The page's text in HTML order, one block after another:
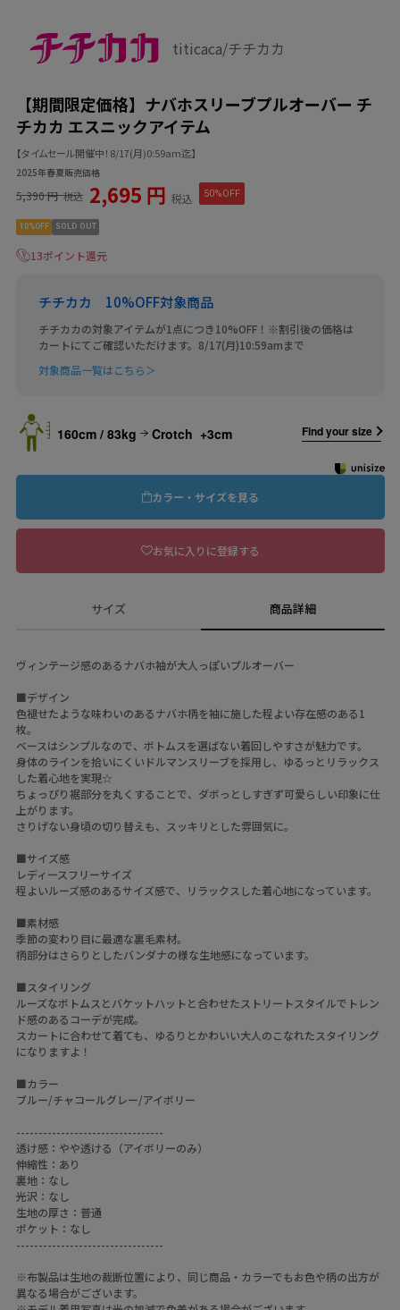
titicaca/チチカカ
【期間限定価格】ナバホスリーブプルオーバー チ
チカカ エスニックアイテム
【タイムセール開催中！8/17(月)0:59am迄】
2025年春夏販売価格
5,390 円 税込 2,695 円 税込 50%OFF
10%OFF SOLD OUT
13ポイント還元
チチカカ 10%OFF対象商品
チチカカの対象アイテムが1点につき10%OFF！※割引後の価格は
カートにてご確認いただけます。8/17(月)10:59amまで
対象商品一覧はこちら＞
160cm / 83kg Crotch +3cm Find your size
カラー・サイズを見る
お気に入りに登録する
サイズ 商品詳細
ヴィンテージ感のあるナバホ袖が大人っぽいプルオーバー
■デザイン
色褪せたような味わいのあるナバホ柄を袖に施した程よい存在感のある1
枚。
ベースはシンプルなので、ボトムスを選ばない着回しやすさが魅力です。
身体のラインを拾いにくいドルマンスリーブを採用し、ゆるっとリラックス
した着心地を実現☆
ちょっぴり裾部分を丸くすることで、ダボっとしすぎず可愛らしい印象に仕
上がります。
さりげない身頃の切り替えも、スッキリとした雰囲気に。
■サイズ感
レディースフリーサイズ
程よいルーズ感のあるサイズ感で、リラックスした着心地になっています。
■素材感
季節の変わり目に最適な裏毛素材。
柄部分はさらりとしたバンダナの様な生地感になっています。
■スタイリング
ルーズなボトムスとバケットハットと合わせたストリートスタイルでトレン
ド感のあるコーデが完成。
スカートに合わせて着ても、ゆるりとかわいい大人のこなれたスタイリング
になりますよ！
■カラー
ブルー/チャコールグレー/アイボリー
---------------------------------
透け感：やや透ける（アイボリーのみ）
伸縮性：あり
裏地：なし
光沢：なし
生地の厚さ：普通
ポケット：なし
---------------------------------
※布製品は生地の裁断位置により、同じ商品・カラーでもお色や柄の出方が
異なる場合がございます。